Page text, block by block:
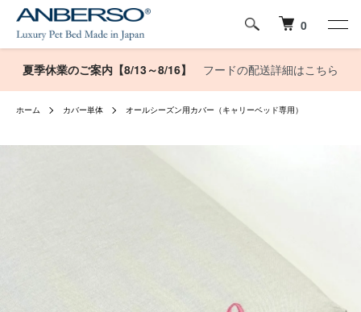
0
夏季休業のご案内【8/13～8/16】 フードの配送詳細はこちら
ホーム カバー単体 オールシーズン用カバー（キャリーベッド専用）